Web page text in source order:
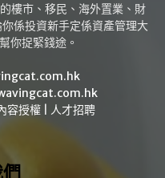
樓市、移民、海外置業、財
係投資新手定係資產管理大
你捉緊錢途。
容授權 人才招聘